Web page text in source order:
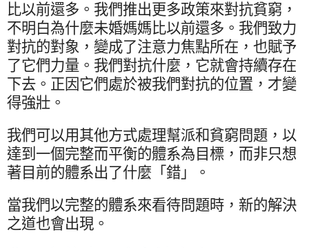
比以前還多。我們推出更多政策來對抗貧窮，
不明白為什麼未婚媽媽比以前還多。我們致力
對抗的對象，變成了注意力焦點所在，也賦予
了它們力量。我們對抗什麼，它就會持續存在
下去。正因它們處於被我們對抗的位置，才變
得強壯。
我們可以用其他方式處理幫派和貧窮問題，以
達到一個完整而平衡的體系為目標，而非只想
著目前的體系出了什麼「錯」。
當我們以完整的體系來看待問題時，新的解決
之道也會出現。